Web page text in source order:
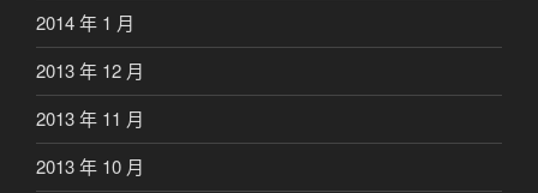
2014 年 1 月
2013 年 12 月
2013 年 11 月
2013 年 10 月